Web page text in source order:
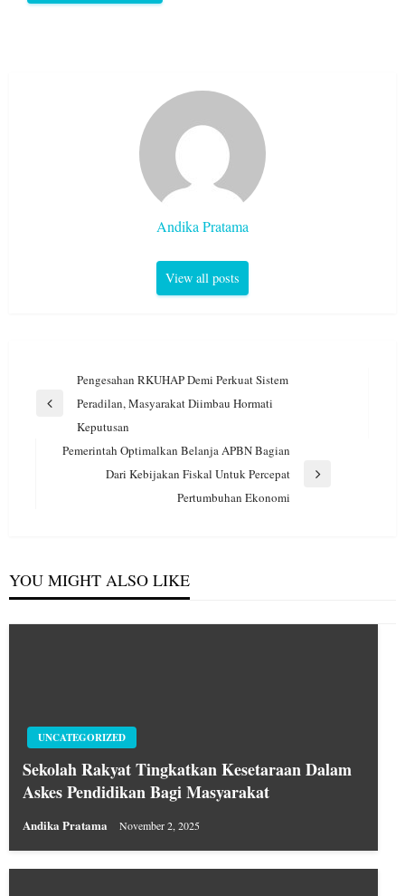
Andika Pratama
View all posts
Navigasi
pos
Pengesahan RKUHAP Demi Perkuat Sistem
Peradilan, Masyarakat Diimbau Hormati
Keputusan
Pemerintah Optimalkan Belanja APBN Bagian
Dari Kebijakan Fiskal Untuk Percepat
Pertumbuhan Ekonomi
YOU MIGHT ALSO LIKE
UNCATEGORIZED
Sekolah Rakyat Tingkatkan Kesetaraan Dalam
Askes Pendidikan Bagi Masyarakat
Andika Pratama November 2, 2025